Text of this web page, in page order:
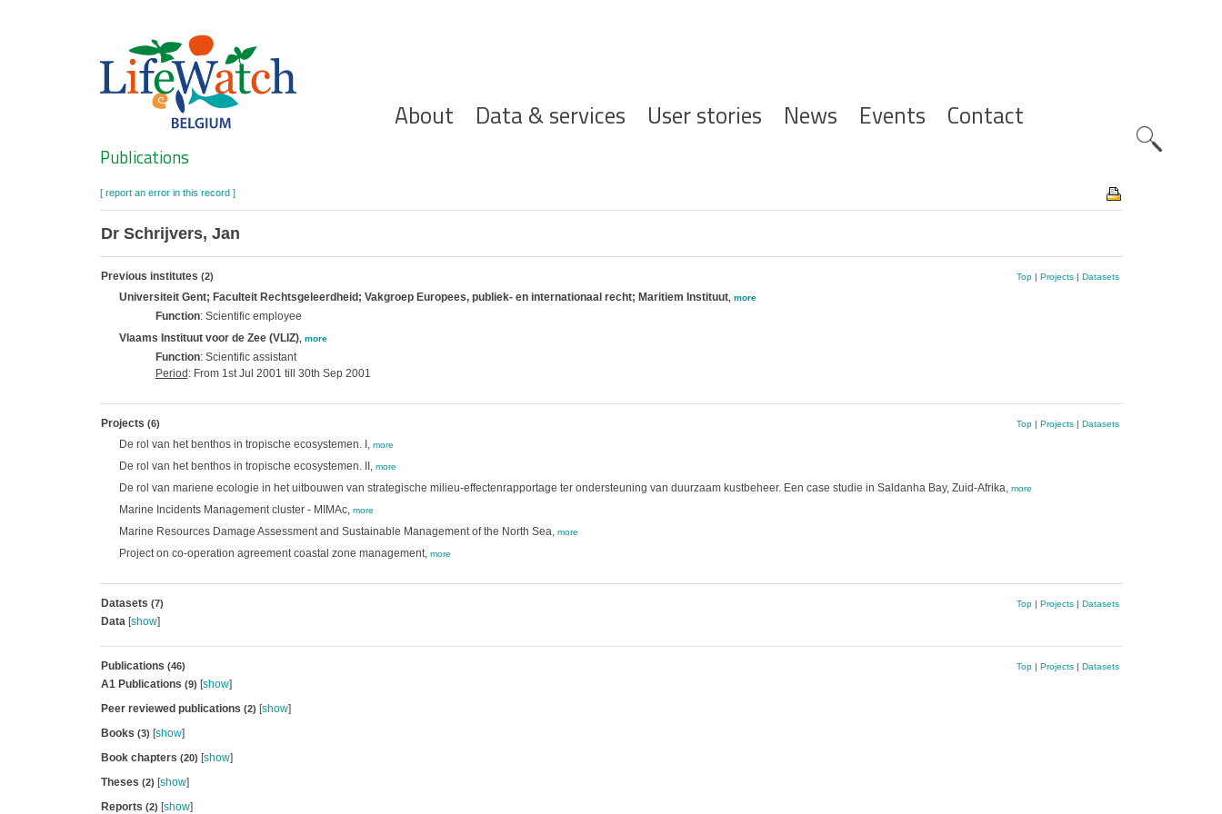
Hoofdnavigatie
About Data & services User stories News Events Contact
Search
Publications
[ report an error in this record ]
Dr Schrijvers, Jan
Previous institutes (2) Top| Projects| Datasets
Universiteit Gent; Faculteit Rechtsgeleerdheid; Vakgroep Europees, publiek- en internationaal recht; Maritiem Instituut, more
Function: Scientific employee
Vlaams Instituut voor de Zee (VLIZ), more
Function: Scientific assistant
Period : From 1st Jul 2001 till 30th Sep 2001
Projects (6) Top| Projects| Datasets
De rol van het benthos in tropische ecosystemen. I, more
De rol van het benthos in tropische ecosystemen. II, more
De rol van mariene ecologie in het uitbouwen van strategische milieu-effectenrapportage ter ondersteuning van duurzaam kustbeheer. Een case studie in Saldanha Bay, Zuid-Afrika, more
Marine Incidents Management cluster - MIMAc, more
Marine Resources Damage Assessment and Sustainable Management of the North Sea, more
Project on co-operation agreement coastal zone management, more
Datasets (7) Top| Projects| Datasets
Data[show]
Publications (46) Top| Projects| Datasets
A1 Publications (9) [show]
Peer reviewed publications (2) [show]
Books (3) [show]
Book chapters (20) [show]
Theses (2) [show]
Reports (2) [show]